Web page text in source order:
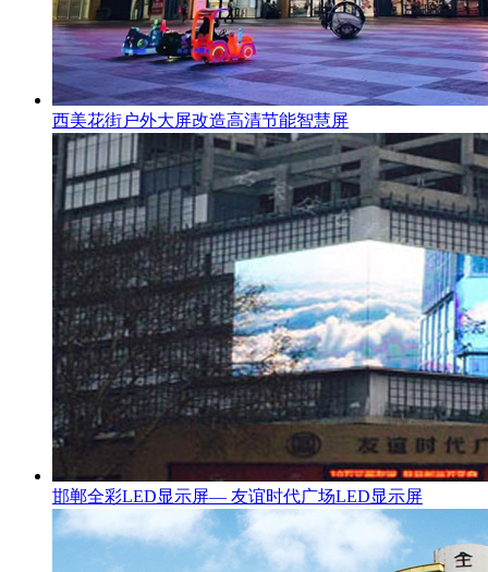
西美花街户外大屏改造高清节能智慧屏
邯郸全彩LED显示屏— 友谊时代广场LED显示屏